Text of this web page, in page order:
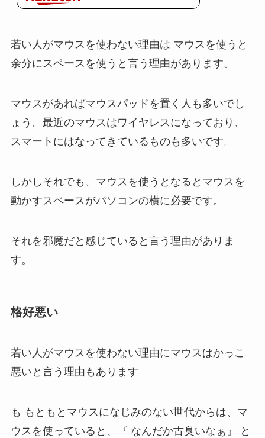
若い人がマウスを使わない理由は マウスを使うと
余分にスペースを使うと言う理由があります。
マウスがあればマウスパッドを置く人も多いでし
ょう。最近のマウスはワイヤレスになっており、
スマートにはなってきているものも多いです。
しかしそれでも、マウスを使うとなるとマウスを
動かすスペースがパソコンの横に必要です。
それを邪魔だと感じていると言う理由がありま
す。
格好悪い
若い人がマウスを使わない理由にマウスはかっこ
悪いと言う理由もあります
も もともとマウスになじみのない世代からは、マ
ウスを使っていると、『 なんだか古臭いなぁ』 と